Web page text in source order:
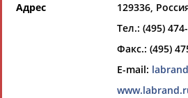
Организации спортивной
СВОДНЫЕ ИНДЕКСЫ
Адрес
129336,
Тел.: (495)
Факс.: (495)
E-mail: